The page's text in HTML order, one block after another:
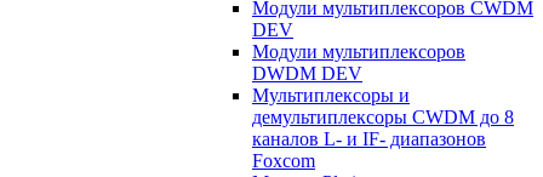
Модули мультиплексоров CWDM
DEV
Модули мультиплексоров
DWDM DEV
Мультиплексоры и
демультиплексоры CWDM до 8
каналов L- и IF- диапазонов
Foxcom